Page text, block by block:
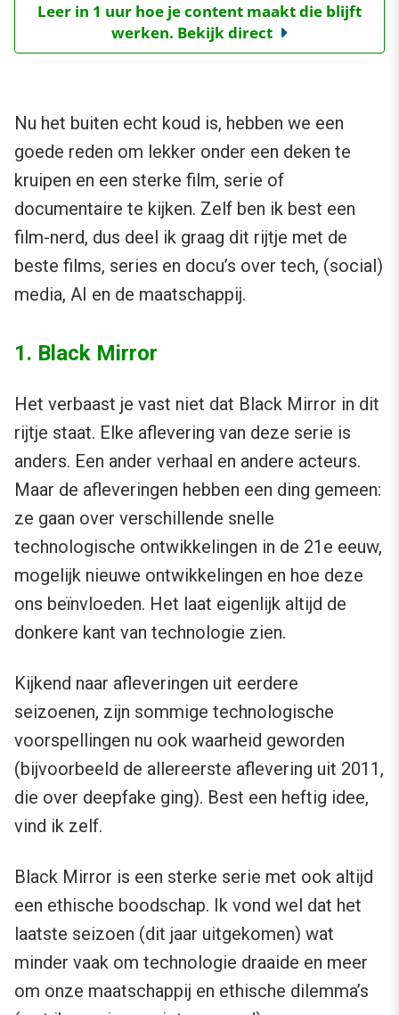
Leer in 1 uur hoe je content maakt die blijft
werken. Bekijk direct
Nu het buiten echt koud is, hebben we een
goede reden om lekker onder een deken te
kruipen en een sterke film, serie of
documentaire te kijken. Zelf ben ik best een
film-nerd, dus deel ik graag dit rijtje met de
beste films, series en docu’s over tech, (social)
media, AI en de maatschappij.
1. Black Mirror
Het verbaast je vast niet dat Black Mirror in dit
rijtje staat. Elke aflevering van deze serie is
anders. Een ander verhaal en andere acteurs.
Maar de afleveringen hebben een ding gemeen:
ze gaan over verschillende snelle
technologische ontwikkelingen in de 21e eeuw,
mogelijk nieuwe ontwikkelingen en hoe deze
ons beïnvloeden. Het laat eigenlijk altijd de
donkere kant van technologie zien.
Kijkend naar afleveringen uit eerdere
seizoenen, zijn sommige technologische
voorspellingen nu ook waarheid geworden
(bijvoorbeeld de allereerste aflevering uit 2011,
die over deepfake ging). Best een heftig idee,
vind ik zelf.
Black Mirror is een sterke serie met ook altijd
een ethische boodschap. Ik vond wel dat het
laatste seizoen (dit jaar uitgekomen) wat
minder vaak om technologie draaide en meer
om onze maatschappij en ethische dilemma’s